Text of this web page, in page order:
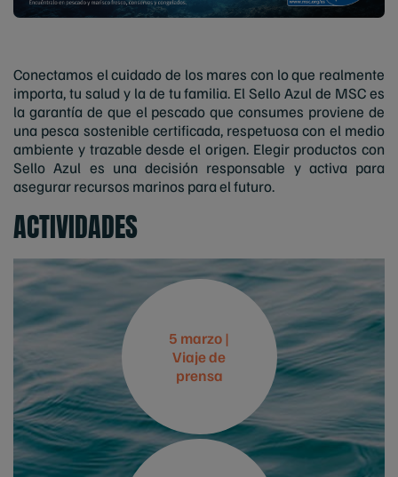
Conectamos el cuidado de los mares con lo que realmente
importa, tu salud y la de tu familia. El Sello Azul de MSC es
la garantía de que el pescado que consumes proviene de
una pesca sostenible certificada, respetuosa con el medio
ambiente y trazable desde el origen. Elegir productos con
Sello Azul es una decisión responsable y activa para
asegurar recursos marinos para el futuro.
ACTIVIDADES
5 marzo |
Viaje de
prensa